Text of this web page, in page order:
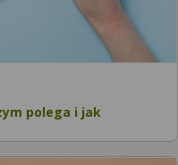
polega i jak